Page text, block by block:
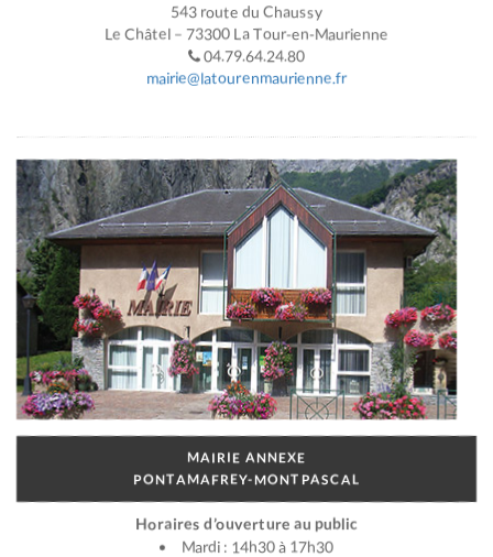
543 route du Chaussy
Le Châtel – 73300 La Tour-en-Maurienne
04.79.64.24.80
mairie@latourenmaurienne.fr
MAIRIE ANNEXE
PONTAMAFREY-MONTPASCAL
Horaires d’ouverture au public
Mardi : 14h30 à 17h30